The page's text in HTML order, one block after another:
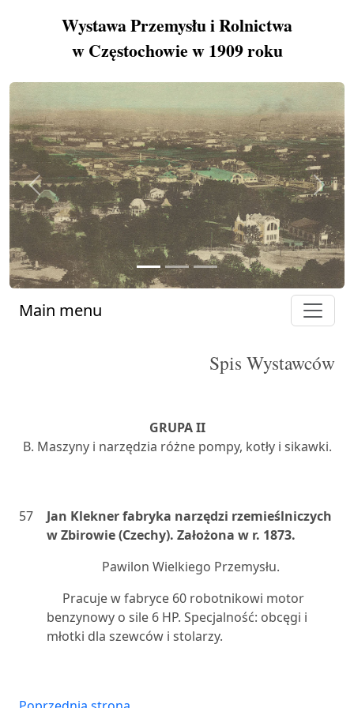
Wystawa Przemysłu i Rolnictwa
w Częstochowie w 1909 roku
Previous Next
Main menu
Spis Wystawców
GRUPA II
B. Maszyny i narzędzia różne pompy, kotły i sikawki.
57
Jan Klekner fabryka narzędzi rzemieślniczych
w Zbirowie (Czechy). Założona w r. 1873.
Pawilon Wielkiego Przemysłu.
Pracuje w fabryce 60 robotnikowi motor
benzynowy o sile 6 HP. Specjalność: obcęgi i
młotki dla szewców i stolarzy.